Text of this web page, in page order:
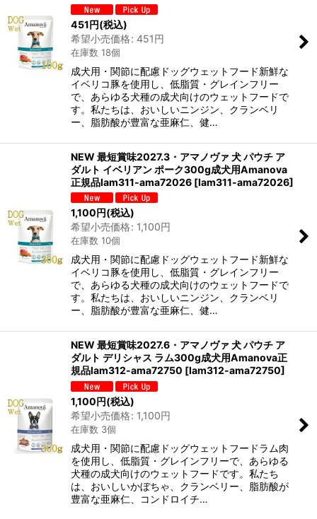
451円(税込)
希望小売価格: 451円
在庫数 18個
成犬用・関節に配慮ドッグウェットフード新鮮な
イベリコ豚を使用し、低脂質・グレインフリー
で、あらゆる犬種の成犬向けのウェットフードで
す。私たちは、おいしいニンジン、クランベリ
ー、脂肪酸が豊富な亜麻仁、健…
NEW 最短賞味2027.3・アマノヴァ 犬 パウチ ア
ダルト イベリアン ポーク300g成犬用Amanova
正規品lam311-ama72026 [lam311-ama72026]
1,100円(税込)
希望小売価格: 1,100円
在庫数 10個
成犬用・関節に配慮ドッグウェットフード新鮮な
イベリコ豚を使用し、低脂質・グレインフリー
で、あらゆる犬種の成犬向けのウェットフードで
す。私たちは、おいしいニンジン、クランベリ
ー、脂肪酸が豊富な亜麻仁、健…
NEW 最短賞味2027.6・アマノヴァ 犬 パウチ ア
ダルト デリシャス ラム300g成犬用Amanova正
規品lam312-ama72750 [lam312-ama72750]
1,100円(税込)
希望小売価格: 1,100円
在庫数 3個
成犬用・関節に配慮ドッグウェットフードラム肉
を使用し、低脂質・グレインフリーで、あらゆる
犬種の成犬向けのウェットフードです。私たち
は、おいしいかぼちゃ、クランベリー、脂肪酸が
豊富な亜麻仁、コンドロイチ…